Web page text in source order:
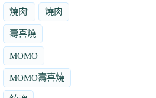
燒肉' 燒肉
壽喜燒
MOMO
MOMO壽喜燒